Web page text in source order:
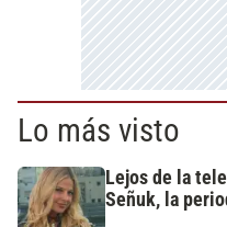
Lo más visto
Lejos de la
Señuk, la